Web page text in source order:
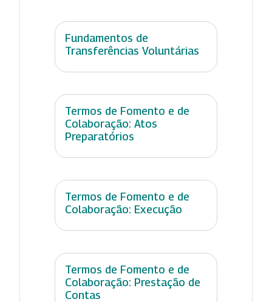
Fundamentos de
Transferências Voluntárias
Termos de Fomento e de
Colaboração: Atos
Preparatórios
Termos de Fomento e de
Colaboração: Execução
Termos de Fomento e de
Colaboração: Prestação de
Contas